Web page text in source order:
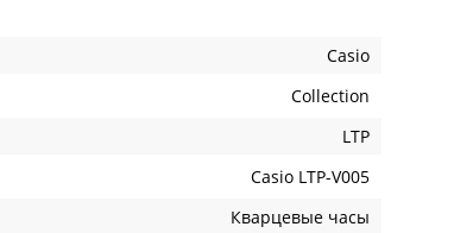
Casio
Collection
LTP
Casio LTP-V005
Кварцевые часы